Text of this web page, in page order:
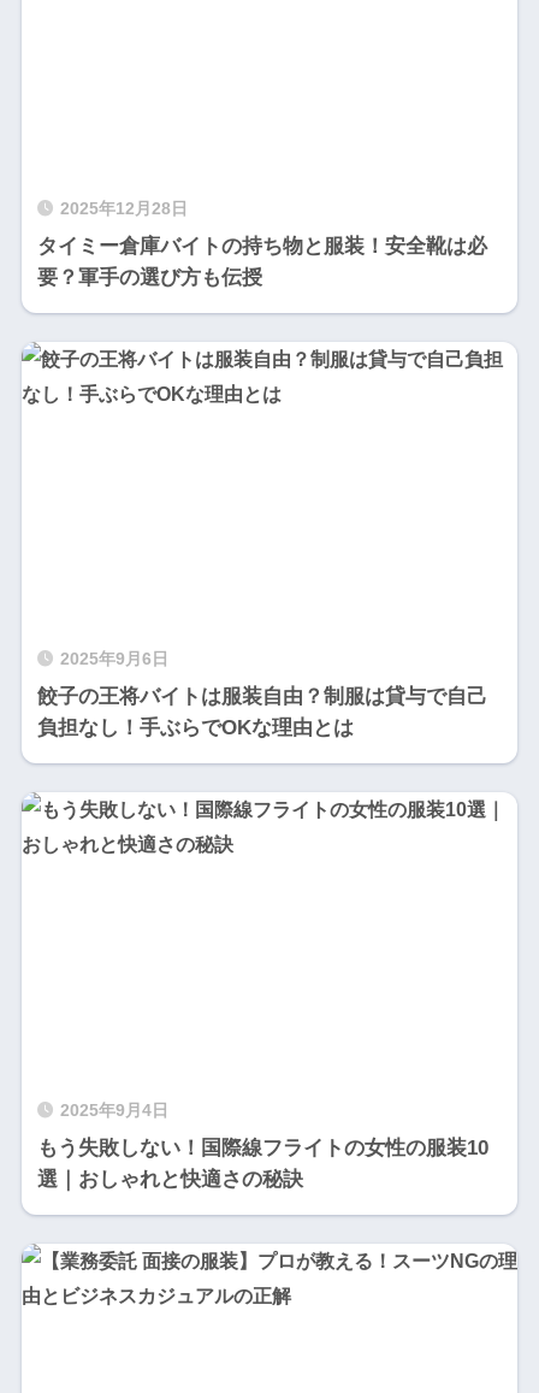
2025年12月28日
タイミー倉庫バイトの持ち物と服装！安全靴は必
要？軍手の選び方も伝授
2025年9月6日
餃子の王将バイトは服装自由？制服は貸与で自己
負担なし！手ぶらでOKな理由とは
2025年9月4日
もう失敗しない！国際線フライトの女性の服装10
選｜おしゃれと快適さの秘訣